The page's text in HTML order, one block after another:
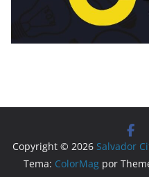
Copyright © 2026 Salvador
Tema: ColorMag por